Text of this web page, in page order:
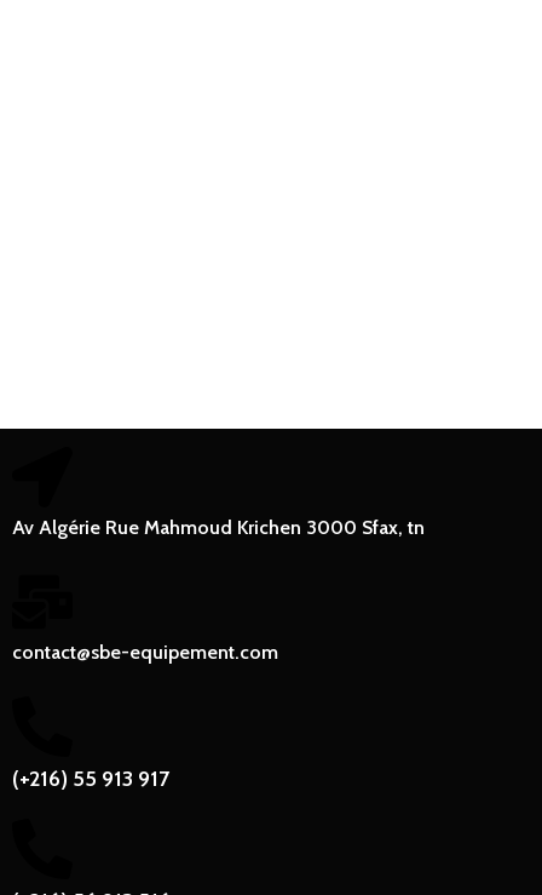
Av Algérie Rue Mahmoud Krichen 3000 Sfax, tn
contact@sbe-equipement.com
(+216) 55 913 917